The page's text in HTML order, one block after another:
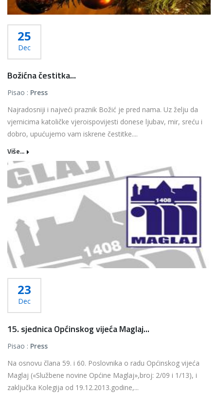
25
Dec
Božićna čestitka...
Pisao : Press
Najradosniji i najveći praznik Božić je pred nama. Uz želju da
vjernicima katoličke vjeroispovijesti donese ljubav, mir, sreću i
dobro, upućujemo vam iskrene čestitke....
Više...
23
Dec
15. sjednica Općinskog vijeća Maglaj...
Pisao : Press
Na osnovu člana 59. i 60. Poslovnika o radu Općinskog vijeća
Maglaj («Službene novine Općine Maglaj»,broj: 2/09 i 1/13), i
zaključka Kolegija od 19.12.2013.godine,...